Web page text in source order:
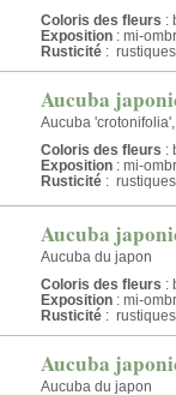
Coloris des fleurs :
Exposition : mi-
Rusticité : rustiques
Aucuba
Aucuba
Coloris des fleurs :
Exposition : mi-
Rusticité : rustiques
Aucuba
Aucuba du japon
Coloris des fleurs :
Exposition : mi-
Rusticité : rustiques
Aucuba
Aucuba du japon